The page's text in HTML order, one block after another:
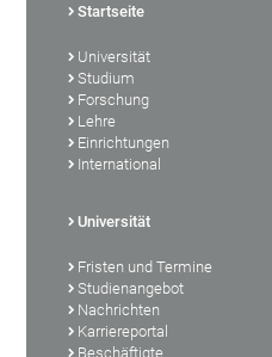
Startseite
Universität
Studium
Forschung
Lehre
Einrichtungen
International
Universität
Fristen und Termine
Studienangebot
Nachrichten
Karriereportal
Beschäftigte